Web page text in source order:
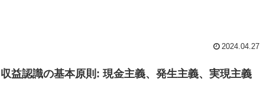
2024.04.27
収益認識の基本原則: 現金主義、発生主義、実現主義